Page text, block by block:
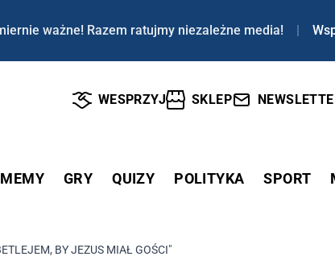
ważne! Razem ratujmy niezależne media! |
WESPRZYJ SKLEP
MEMY GRY QUIZY POLITYKA SPORT
BY JEZUS MIAŁ GOŚCI"